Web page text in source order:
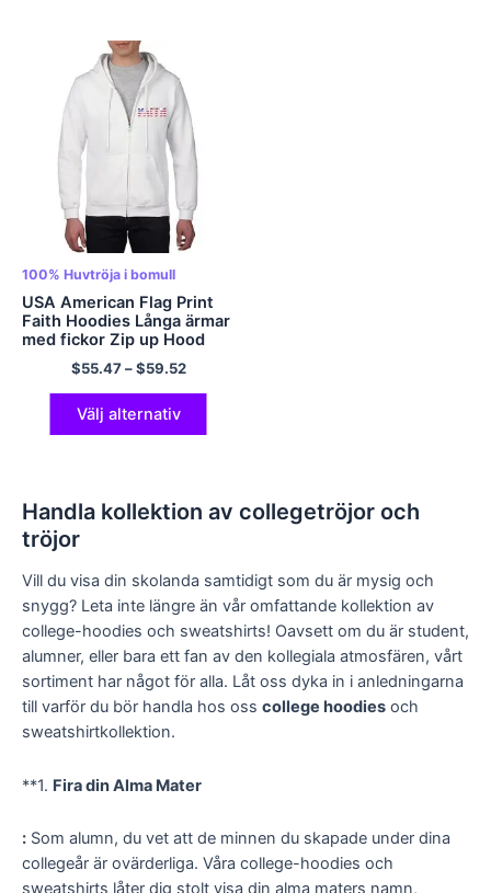
100% Huvtröja i bomull
USA American Flag Print
Faith Hoodies Långa ärmar
med fickor Zip up Hood
Sweatshirt 100% Mjuk
hoodie i bomull Flerfärgad
$55.47–$59.52
Välj alternativ
Handla kollektion av collegetröjor och
tröjor
Vill du visa din skolanda samtidigt som du är mysig och
snygg? Leta inte längre än vår omfattande kollektion av
college-hoodies och sweatshirts! Oavsett om du är student,
alumner, eller bara ett fan av den kollegiala atmosfären, vårt
sortiment har något för alla. Låt oss dyka in i anledningarna
till varför du bör handla hos oss college hoodies och
sweatshirtkollektion.
**1. Fira din Alma Mater
: Som alumn, du vet att de minnen du skapade under dina
collegeår är ovärderliga. Våra college-hoodies och
sweatshirts låter dig stolt visa din alma maters namn,